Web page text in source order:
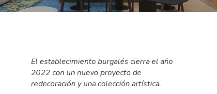
El establecimiento burgalés cierra el año
2022 con un nuevo proyecto de
redecoración y una colección artística.